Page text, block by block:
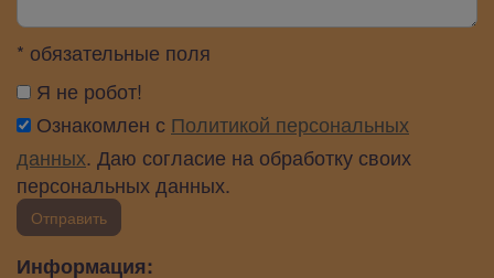
* обязательные поля
Я не робот!
Ознакомлен с Политикой персональных
данных. Даю согласие на обработку своих
персональных данных.
Отправить
Информация: